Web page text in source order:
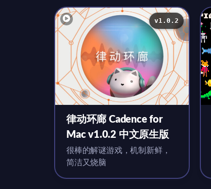
v1.0.2
律动环廊 Cadence for
Mac v1.0.2 中文原生版
很棒的解谜游戏，机制新鲜，
简洁又烧脑